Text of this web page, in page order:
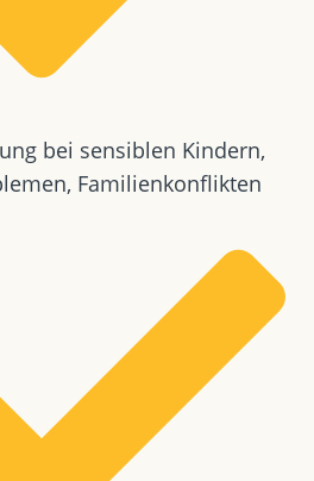
bei sensiblen Kindern,
Familienkonflikten